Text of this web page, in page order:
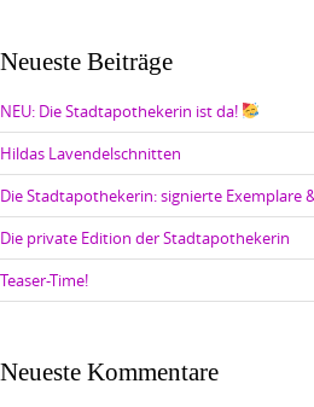
Neueste Beiträge
NEU: Die Stadtapothekerin ist da!
Hildas Lavendelschnitten
Die Stadtapothekerin: signierte Exemplare
Die private Edition der Stadtapothekerin
Teaser-Time!
Neueste Kommentare